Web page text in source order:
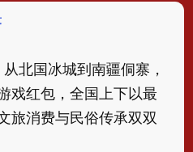
北国冰城到南疆侗寨，
戏红包，全国上下以最
旅消费与民俗传承双双